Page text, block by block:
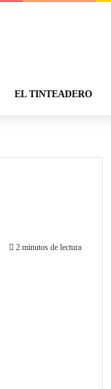
EL TINTEADERO
2 minutos de lectura